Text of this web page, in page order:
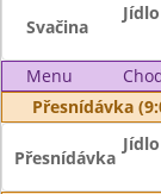
Svačina
Jídlo
Menu
Přesnídávka
Přesnídávka
Jídlo